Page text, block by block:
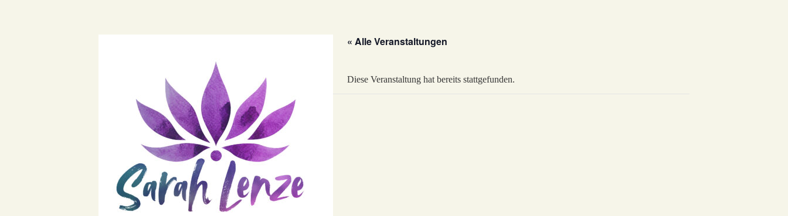
« Alle Veranstaltungen
Diese Veranstaltung hat bereits stattgefunden.